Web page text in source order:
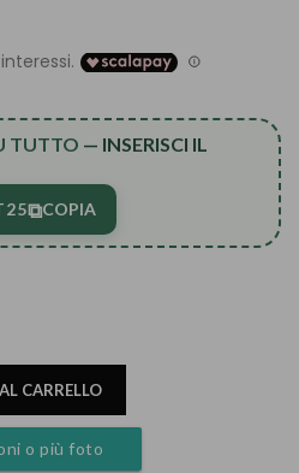
TUTTO — INSERISCI IL
⧉COPIA
CARRELLO
o più foto